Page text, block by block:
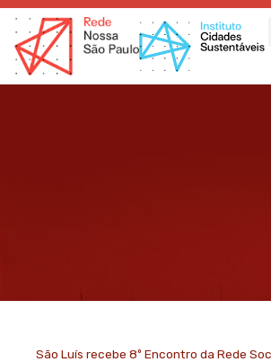
Ir
para
conteúdo
São Luís recebe 8º Encontro da Rede